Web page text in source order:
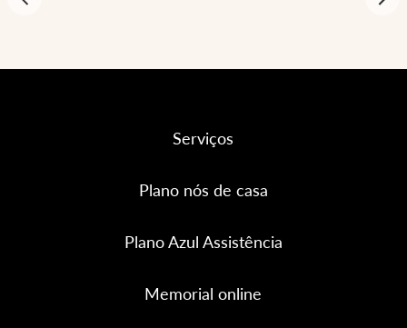
Serviços
Plano nós de casa
Plano Azul Assistência
Memorial online